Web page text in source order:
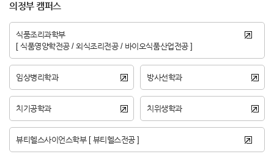
의정부 캠퍼스
식품조리과학부
[ 식품영양학전공 / 외식조리전공 / 바이오식품산업전공 ]
임상병리학과 방사선학과
치기공학과 치위생학과
뷰티헬스사이언스학부 [ 뷰티헬스전공 ]